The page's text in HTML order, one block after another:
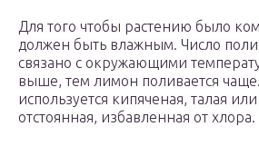
Для того чтобы растению было
должен быть влажным. Число
связано с окружающими
выше, тем лимон поливается
используется кипяченая, талая
отстоянная, избавленная от хлора.